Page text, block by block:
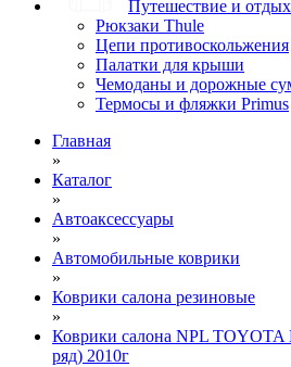
Путешествие и отдых
Рюкзаки Thule
Цепи противоскольжения
Палатки для крыши
Чемоданы и дорожные
Термосы и фляжки Primus
Главная
»
Каталог
»
Автоаксессуары
»
Автомобильные коврики
»
Коврики салона резиновые
»
Коврики салона NPL TOYOTA
ряд) 2010г